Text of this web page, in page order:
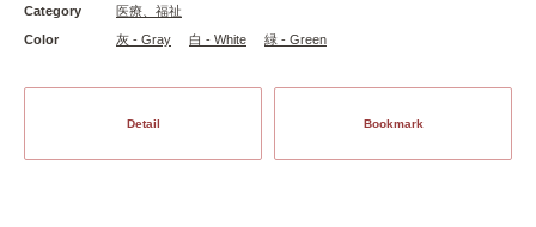
Category
医療、福祉
Color
灰 - Gray 白 - White 緑 - Green
Detail Bookmark